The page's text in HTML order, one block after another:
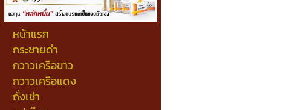
หน้าแรก
กระชายดำ
กวาวเครือขาว
กวาวเครือแดง
ถั่งเช่า